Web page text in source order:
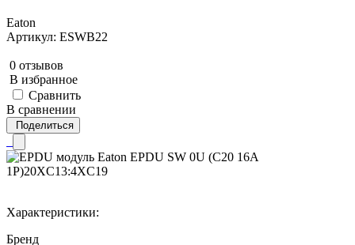
Eaton
Артикул: ESWB22
0 отзывов
В избранное
Сравнить
В сравнении
Поделиться
Характеристики:
Бренд